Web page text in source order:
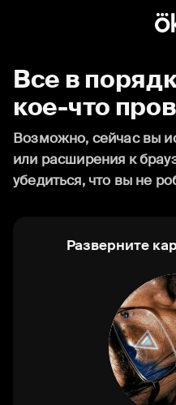
Все в
кое-что
Возможно, сейчас вы
или расширения к
убедиться, что вы не
Разверните